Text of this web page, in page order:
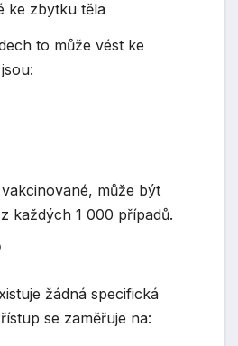
ke zbytku těla
to může vést ke
může být
každých 1 000 případů.
žádná specifická
se zaměřuje na: